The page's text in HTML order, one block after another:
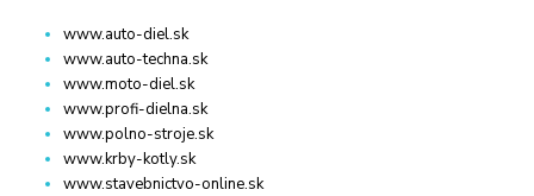
www.auto-diel.sk
www.auto-techna.sk
www.moto-diel.sk
www.profi-dielna.sk
www.polno-stroje.sk
www.krby-kotly.sk
www.stavebnictvo-online.sk